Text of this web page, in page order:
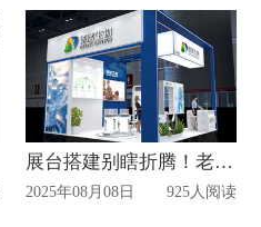
展台搭建别瞎折腾！老搭建商给你说点实在的
2025年08月08日 925人阅读